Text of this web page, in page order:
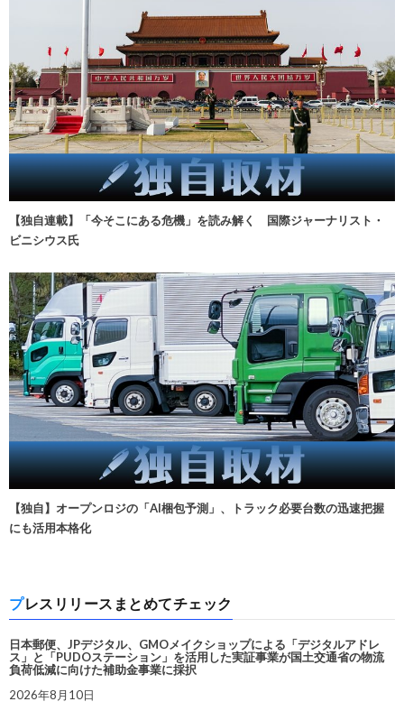
【独自連載】「今そこにある危機」を読み解く 国際ジャーナリスト・
ビニシウス氏
【独自】オープンロジの「AI梱包予測」、トラック必要台数の迅速把握
にも活用本格化
プレスリリースまとめてチェック
日本郵便、JPデジタル、GMOメイクショップによる「デジタルアドレ
ス」と「PUDOステーション」を活用した実証事業が国土交通省の物流
負荷低減に向けた補助金事業に採択
2026年8月10日